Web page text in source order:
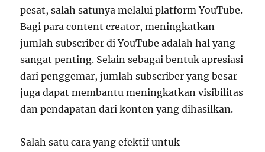
pesat, salah satunya melalui platform YouTube.
Bagi para content creator, meningkatkan
jumlah subscriber di YouTube adalah hal yang
sangat penting. Selain sebagai bentuk apresiasi
dari penggemar, jumlah subscriber yang besar
juga dapat membantu meningkatkan visibilitas
dan pendapatan dari konten yang dihasilkan.
Salah satu cara yang efektif untuk